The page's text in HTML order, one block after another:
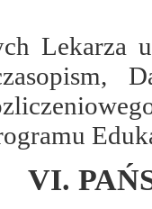
Lekarza
VI.